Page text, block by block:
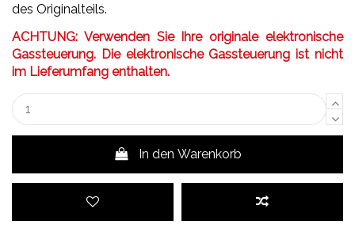
des Originalteils.
ACHTUNG: Verwenden Sie Ihre originale elektronische
Gassteuerung. Die elektronische Gassteuerung ist nicht
im Lieferumfang enthalten.
In den Warenkorb